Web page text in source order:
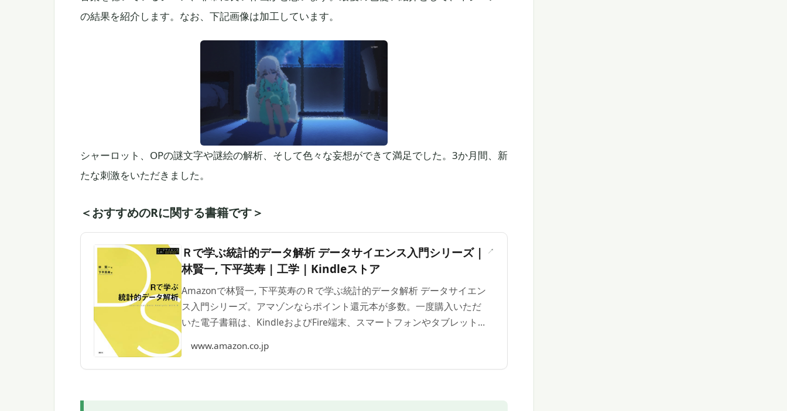
の結果を紹介します。なお、下記画像は加工しています。
シャーロット、OPの謎文字や謎絵の解析、そして色々な妄想ができて満足でした。3か月間、新
たな刺激をいただきました。
＜おすすめのRに関する書籍です＞
Ｒで学ぶ統計的データ解析 データサイエンス入門シリーズ |
林賢一, 下平英寿 | 工学 | Kindleストア
Amazonで林賢一, 下平英寿のＲで学ぶ統計的データ解析 データサイエン
ス入門シリーズ。アマゾンならポイント還元本が多数。一度購入いただ
いた電子書籍は、KindleおよびFire端末、スマートフォンやタブレット
www.amazon.co.jp